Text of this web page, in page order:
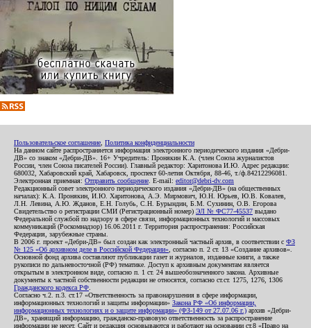
Пользовательское соглашение Политика конфиденциальности
На данном сайте распространяется информация электронного периодического издания «Дебри-
ДВ» со знаком «Дебри-ДВ». 16+ Учредитель: Пронякин К.А. (член Союза журналистов
России, член Союза писателей России). Главный редактор: Харитонова И.Ю. Адрес редакции:
680032, Хабаровский край, Хабаровск, проспект 60-летия Октября, 88-46, т./ф.84212296081.
Электронная приемная: Отправить сообщение . E-mail: editor@debri-dv.com
Редакционный совет электронного периодического издания «Дебри-ДВ» (на общественных
началах): К.А. Пронякин, И.Ю. Харитонова, А.Э. Мирмович, Ю.Н. Юрьев, Ю.В. Ковалев,
Л.Н. Левина, А.Ю. Жданов, Е.Н. Голубь, С.Н. Бурындин, Б.М. Сухинин, О.В. Егорова
Свидетельство о регистрации СМИ (Регистрационный номер) ЭЛ № ФС77-45537 выдано
Федеральной службой по надзору в сфере связи, информационных технологий и массовых
коммуникаций (Роскомнадзор) 16.06.2011 г. Территория распространения: Российская
Федерация, зарубежные страны.
В 2006 г. проект «Дебри-ДВ» был создан как электронный частный архив, в соответствии с ФЗ
№ 125 «Об архивном деле в Российской Федерации» , согласно п. 2 ст. 13 «Создание архивов».
Основной фонд архива составляют публикации газет и журналов, изданные книги, а также
рукописи по дальневосточной (РФ) тематике. Доступ к архивным документам является
открытым в электронном виде, согласно п. 1 ст. 24 вышеобозначенного закона. Архивные
документы к частной собственности редакции не относятся, согласно ст.ст. 1275, 1276, 1306
Гражданского кодекса РФ
Согласно ч.2. п.3. ст.17 «Ответственность за правонарушения в сфере информации,
информационных технологий и защиты информации» Закона РФ «Об информации,
информационных технологиях и о защите информации» (ФЗ-149 от 27.07.06 г.) архив «Дебри-
ДВ», хранящий информацию, гражданско-правовую ответственность за распространение
информации не несет. Сайт и редакция основываются и работают на основании ст.8 «Право на